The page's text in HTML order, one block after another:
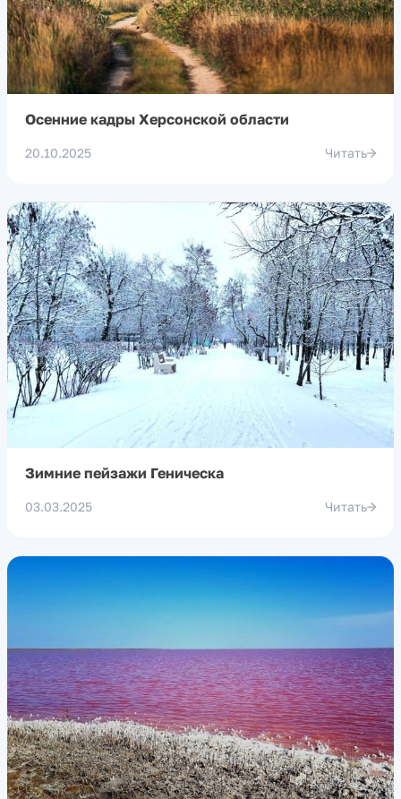
Осенние кадры Херсонской области
20.10.2025 Читать
Зимние пейзажи Геническа
03.03.2025 Читать